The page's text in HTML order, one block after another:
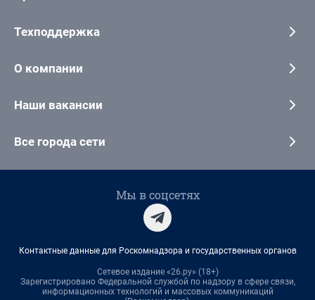
Техподдержка
О компании
Наши вакансии
Все города сети
Мы в соцсетях
Контактные данные для Роскомнадзора и государственных органов
Сетевое издание «26.ру» (18+)
Зарегистрировано Федеральной службой по надзору в сфере связи,
информационных технологий и массовых коммуникаций